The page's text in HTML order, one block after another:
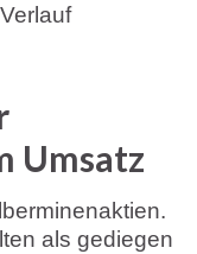
Umsatz
als gediegen